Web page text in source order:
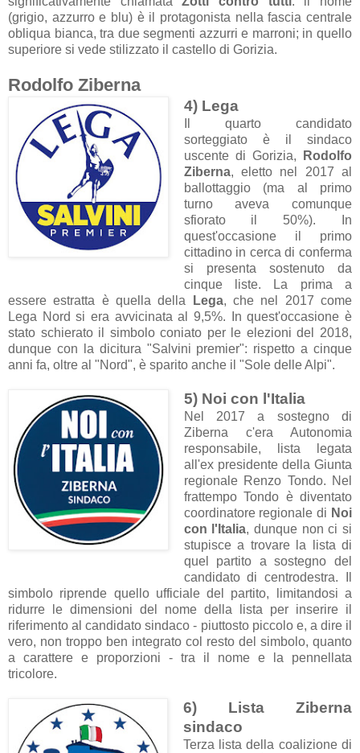
(grigio, azzurro e blu) è il protagonista nella fascia centrale
obliqua bianca, tra due segmenti azzurri e marroni; in quello
superiore si vede stilizzato il castello di Gorizia.
Rodolfo Ziberna
4) Lega
Il quarto candidato
sorteggiato è il sindaco
uscente di Gorizia,
Rodolfo
Ziberna, eletto nel 2017 al
ballottaggio (ma al primo
turno aveva comunque
sfiorato il 50%). In
quest'occasione il primo
cittadino in cerca di conferma
si presenta sostenuto da
cinque liste. La prima a
essere estratta è quella della
Lega, che nel 2017 come
Lega Nord si era avvicinata al 9,5%. In quest'occasione è
stato schierato il simbolo coniato per le elezioni del 2018,
dunque con la dicitura "Salvini premier": rispetto a cinque
anni fa, oltre al "Nord", è sparito anche il "Sole delle Alpi".
5) Noi con l'Italia
Nel 2017 a sostegno di
Ziberna c'era Autonomia
responsabile, lista legata
all'ex presidente della Giunta
regionale Renzo Tondo. Nel
frattempo Tondo è diventato
coordinatore regionale di Noi
con l'Italia, dunque non ci si
stupisce a trovare la lista di
quel partito a sostegno del
candidato di centrodestra. Il
simbolo riprende quello ufficiale del partito, limitandosi a
ridurre le dimensioni del nome della lista per inserire il
riferimento al candidato sindaco - piuttosto piccolo e, a dire il
vero, non troppo ben integrato col resto del simbolo, quanto
a carattere e proporzioni - tra il nome e la pennellata
tricolore.
6) Lista Ziberna
sindaco
Terza lista della coalizione di